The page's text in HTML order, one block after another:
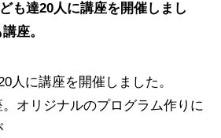
も達20人に講座を開催しまし
座。
人に講座を開催しました。
オリジナルのプログラム作りに